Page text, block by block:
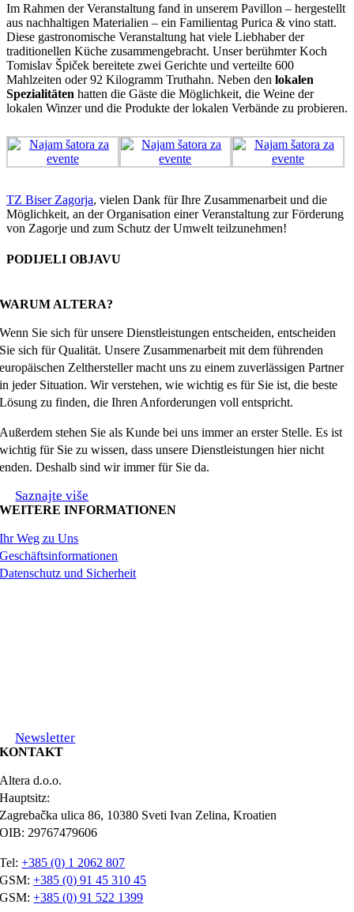
Im Rahmen der Veranstaltung fand in unserem Pavillon – hergestellt
aus nachhaltigen Materialien – ein Familientag Purica & vino statt.
Diese gastronomische Veranstaltung hat viele Liebhaber der
traditionellen Küche zusammengebracht. Unser berühmter Koch
Tomislav Špiček bereitete zwei Gerichte und verteilte 600
Mahlzeiten oder 92 Kilogramm Truthahn. Neben den lokalen
Spezialitäten hatten die Gäste die Möglichkeit, die Weine der
lokalen Winzer und die Produkte der lokalen Verbände zu probieren.
TZ Biser Zagorja, vielen Dank für Ihre Zusammenarbeit und die
Möglichkeit, an der Organisation einer Veranstaltung zur Förderung
von Zagorje und zum Schutz der Umwelt teilzunehmen!
PODIJELI OBJAVU
WARUM ALTERA?
Wenn Sie sich für unsere Dienstleistungen entscheiden, entscheiden
Sie sich für Qualität. Unsere Zusammenarbeit mit dem führenden
europäischen Zelthersteller macht uns zu einem zuverlässigen Partner
in jeder Situation. Wir verstehen, wie wichtig es für Sie ist, die beste
Lösung zu finden, die Ihren Anforderungen voll entspricht.
Außerdem stehen Sie als Kunde bei uns immer an erster Stelle. Es ist
wichtig für Sie zu wissen, dass unsere Dienstleistungen hier nicht
enden. Deshalb sind wir immer für Sie da.
Saznajte više
WEITERE INFORMATIONEN
Ihr Weg zu Uns
Geschäftsinformationen
Datenschutz und Sicherheit
Newsletter
KONTAKT
Altera d.o.o.
Hauptsitz:
Zagrebačka ulica 86, 10380 Sveti Ivan Zelina, Kroatien
OIB: 29767479606
Tel:+385 (0) 1 2062 807
GSM:+385 (0) 91 45 310 45
GSM:+385 (0) 91 522 1399